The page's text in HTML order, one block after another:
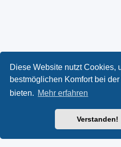
Diese Website nutzt Cookies,
bestmöglichen Komfort bei
bieten. Mehr erfahren
Verstanden!